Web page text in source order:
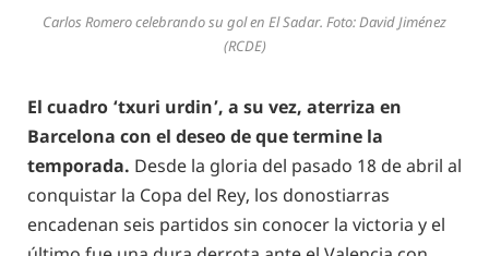
Carlos Romero celebrando su gol en El Sadar. Foto: David Jiménez
(RCDE)
El cuadro ‘txuri urdin’, a su vez, aterriza en
Barcelona con el deseo de que termine la
temporada. Desde la gloria del pasado 18 de abril al
conquistar la Copa del Rey, los donostiarras
encadenan seis partidos sin conocer la victoria y el